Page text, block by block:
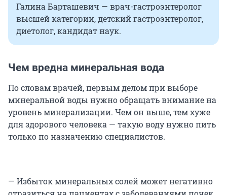
Галина Барташевич — врач-гастроэнтеролог
высшей категории, детский гастроэнтеролог,
диетолог, кандидат наук.
Чем вредна минеральная вода
По словам врачей, первым делом при выборе
минеральной воды нужно обращать внимание на
уровень минерализации. Чем он выше, тем хуже
для здорового человека — такую воду нужно пить
только по назначению специалистов.
— Избыток минеральных солей может негативно